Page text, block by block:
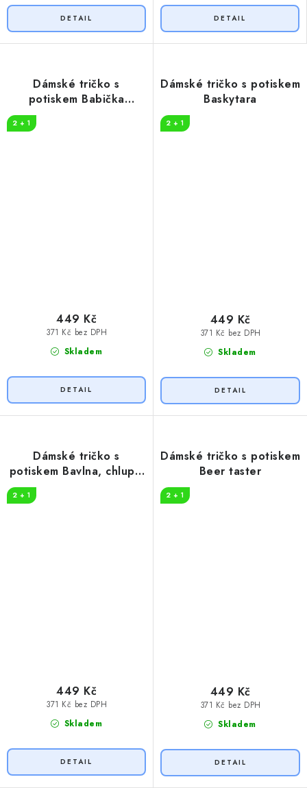
Dámské tričko s
potiskem Babička
2 + 1
Skladem
371 Kč bez DPH
449 Kč
Dámské tričko s potiskem
Baskytara
2 + 1
Skladem
371 Kč bez DPH
449 Kč
Dámské tričko s
potiskem Bavlna, chlupy,
2 + 1
Skladem
371 Kč bez DPH
449 Kč
Dámské tričko s potiskem
Beer taster
2 + 1
Skladem
371 Kč bez DPH
449 Kč